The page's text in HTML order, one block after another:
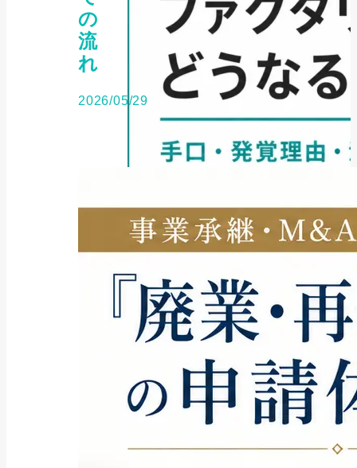
の
流
れ
2026/05/29
ファクタリング
架空債権でファクタリングすると
どうなる？手口・...
2026年7月30日